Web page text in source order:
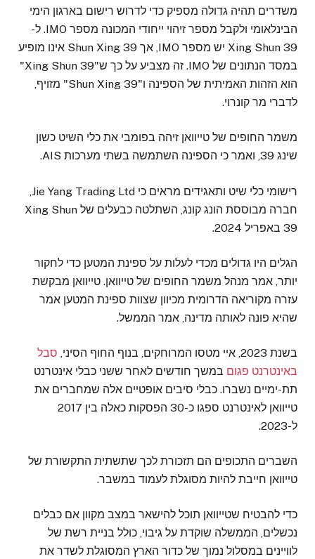
משדרים תהיה גדולה מספיק כדי לדרוש רישום בארגון הימי
הבינלאומי ולקבל מספר זיהוי ייחודי המכונה מספר IMO. ל-
Xing Shun 39 יש מספר IMO, אך Shun Xing 39 אינו מופיע
במסד הנתונים של IMO. זה מצביע על כך ש"Xing Shun 39"
הוא הזהות האמיתית של הספינה ו"Shun Xing 39" מזויף,
לדברי מר קונרוי.
משמר החופים של טייוואן זיהה בפומבי את כלי השיט כשון
שינג 39, ואמר כי הספינה השתמשה בשתי מערכות AIS.
חברה מבוססת הונג קונג, השתלטה כבעלים של Xing Shun
39 באפריל 2024.
הגלים היו גדולים מכדי לעלות על ספינת המטען כדי לחקור
יותר, אמר מנהל משמר החופים של טייוואן. טייוואן מבקשת
עזרה מקוריאה הדרומית מכיוון שצוות ספינת המטען אמר
שהיא פונה לאותה מדינה, אמר הממשל.
בשנת 2023, איי מטסו המרוחקים, בנוף החוף הסיני,
סבל
באינטרנט פגום במשך חודשים לאחר ששני כבלי אינטרנט
תת-ימיים נשברו. כבלי סיבים אופטיים אלה שמחברים את
טייוואן לאינטרנט ספגו כ-30 הפסקות כאלה בין 2017
ל-2023.
השברים התכופים הם תזכורת לכך שתשתית התקשורת של
טייוואן חייבת להיות מסוגלת לעמוד במשבר.
כדי להבטיח שטייוואן תוכל להישאר במצב מקוון אם כבלים
נכשלים, הממשלה שוקדת על גיבוי, כולל בניית רשת של
לוויינים במסלול נמוך של כדור הארץ המסוגלת לשדר את